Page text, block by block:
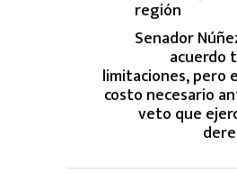
región
Senador
acuerdo
limitaciones, pero
costo necesario
veto que